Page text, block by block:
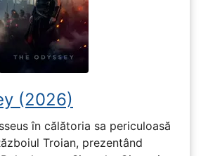
(2026)
în călătoria sa periculoasă
Troian, prezentând